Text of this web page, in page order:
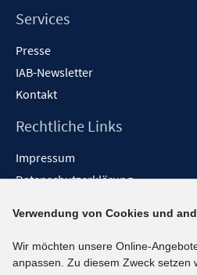
Services
Presse
IAB-Newsletter
Kontakt
Rechtliche Links
Impressum
Datenschutzerklärung
Barrieren melden
Social-Media-Kanäle
Verwendung von Cookies und
Wir möchten unsere Online-
anpassen. Zu diesem Zweck setzen